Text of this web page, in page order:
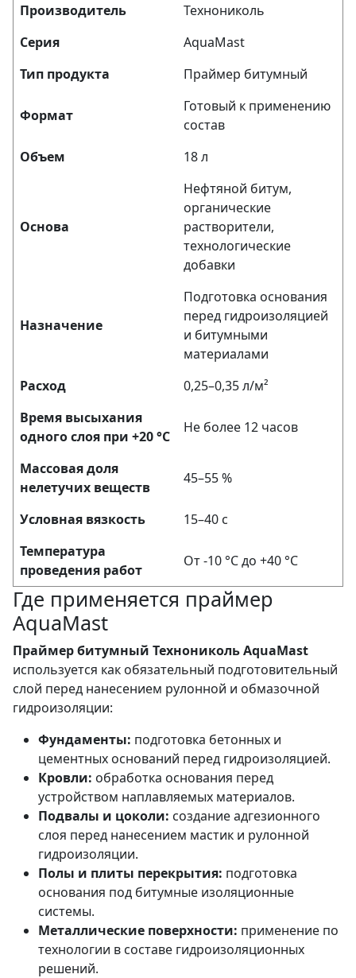
Производитель
Технониколь
Серия
AquaMast
Тип продукта
Праймер битумный
Формат
Готовый к применению
состав
Объем
18 л
Основа
Нефтяной битум,
органические
растворители,
технологические
добавки
Назначение
Подготовка основания
перед гидроизоляцией
и битумными
материалами
Расход
0,25–0,35 л/м²
Время высыхания
одного слоя при +20 °C
Не более 12 часов
Массовая доля
нелетучих веществ
45–55 %
Условная вязкость
15–40 с
Температура
проведения работ
От -10 °C до +40 °C
Где применяется праймер
AquaMast
Праймер битумный Технониколь AquaMast
используется как обязательный подготовительный
слой перед нанесением рулонной и обмазочной
гидроизоляции:
Фундаменты: подготовка бетонных и
цементных оснований перед гидроизоляцией.
Кровли: обработка основания перед
устройством наплавляемых материалов.
Подвалы и цоколи: создание адгезионного
слоя перед нанесением мастик и рулонной
гидроизоляции.
Полы и плиты перекрытия: подготовка
основания под битумные изоляционные
системы.
Металлические поверхности: применение по
технологии в составе гидроизоляционных
решений.